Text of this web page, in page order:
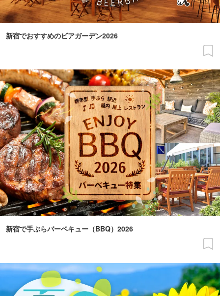
新宿でおすすめのビアガーデン2026
新宿で手ぶらバーベキュー（BBQ）2026